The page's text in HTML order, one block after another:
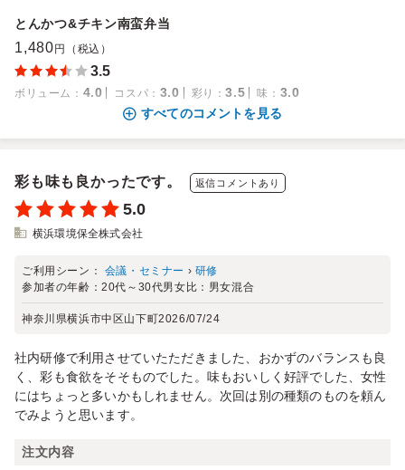
とんかつ&チキン南蛮弁当
1,480 円（税込）
3.5
ボリューム ： 4.0 コスパ ： 3.0 彩り ：3.5 味 ： 3.0
すべてのコメントを見る
彩も味も良かったです。 返信コメントあり
5.0
横浜環境保全株式会社
ご利用シーン： 会議・セミナー › 研修
参加者の年齢：20代～30代男女比： 男女混合
神奈川県横浜市中区山下町2026/07/24
社内研修で利用させていたただきました、おかずのバランスも良
く、彩も食欲をそそものでした。味もおいしく好評でした、女性
にはちょっと多いかもしれません。次回は別の種類のものを頼ん
でみようと思います。
注文内容